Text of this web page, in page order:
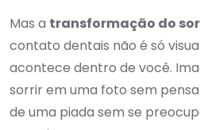
Mas a transformação do
contato dentais não é só
acontece dentro de você.
sorrir em uma foto sem
de uma piada sem se